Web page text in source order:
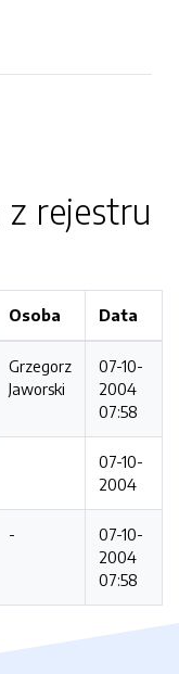
rejestru
Osoba Data
Grzegorz
Jaworski
07-10-
2004
07:58
07-10-
2004
-
07-10-
2004
07:58